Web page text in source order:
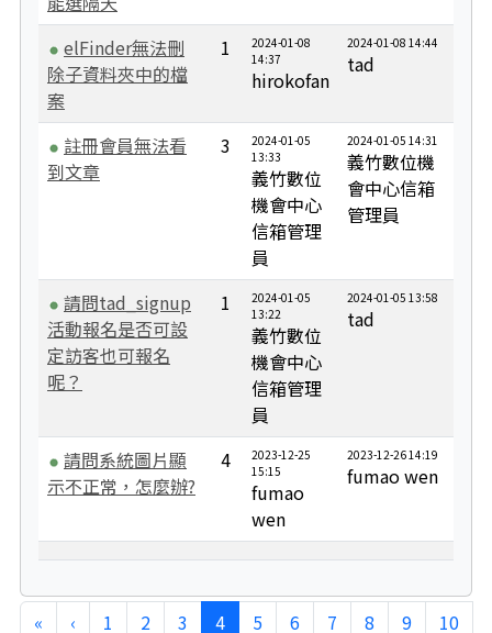
elFinder無法刪
除子資料夾中的檔
案
1
2024-01-08
14:37
hirokofan
2024-01-08 14:44
tad
註冊會員無法看
到文章
3
2024-01-05
13:33
義竹數位
機會中心
信箱管理
員
2024-01-05 14:31
義竹數位機
會中心信箱
管理員
請問tad_signup
活動報名是否可設
定訪客也可報名
呢？
1
2024-01-05
13:22
義竹數位
機會中心
信箱管理
員
2024-01-05 13:58
tad
請問系統圖片顯
示不正常，怎麼辦?
4
2023-12-25
15:15
fumao
wen
2023-12-26 14:19
fumao wen
«第一頁
‹上一頁
1 2 3 4(目前頁次)
5 6 7 8 9
10